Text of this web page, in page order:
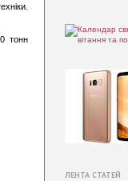
тонн
ЛЕНТА СТАТЕЙ